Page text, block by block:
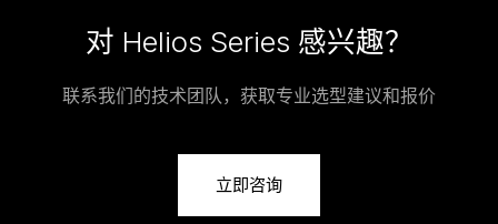
对 Helios Series 感兴趣？
联系我们的技术团队，获取专业选型建议和报价
立即咨询